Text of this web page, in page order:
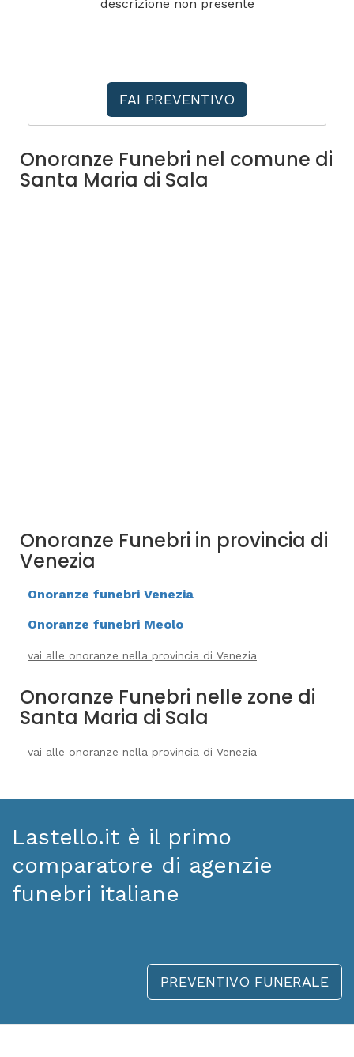
descrizione non presente
FAI PREVENTIVO
Onoranze Funebri nel comune di
Santa Maria di Sala
Onoranze Funebri in provincia di
Venezia
Onoranze funebri Venezia
Onoranze funebri Meolo
vai alle onoranze nella provincia di Venezia
Onoranze Funebri nelle zone di
Santa Maria di Sala
vai alle onoranze nella provincia di Venezia
Lastello.it è il primo
comparatore di agenzie
funebri italiane
PREVENTIVO FUNERALE